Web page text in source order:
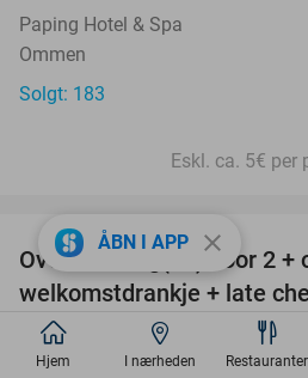
Paping Hotel & Spa
Ommen
Solgt: 183
Eskl. ca. 5€ per
Overnachting(en) voor 2 +
welkomstdrankje + late
Hotel Greenside Texel
De Koog
ÅBN I APP close
Hjem I nærheden Restauranter